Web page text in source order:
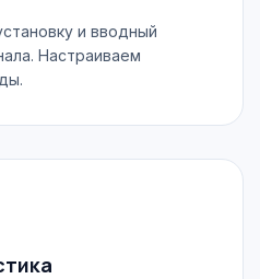
и вводный
Настраиваем